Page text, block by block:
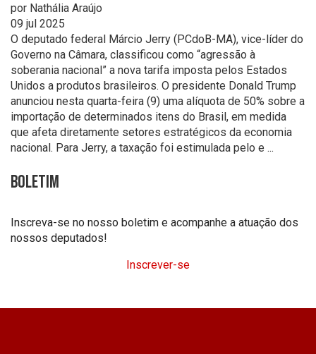
por Nathália Araújo
09 jul 2025
O deputado federal Márcio Jerry (PCdoB-MA), vice-líder do
Governo na Câmara, classificou como “agressão à
soberania nacional” a nova tarifa imposta pelos Estados
Unidos a produtos brasileiros. O presidente Donald Trump
anunciou nesta quarta-feira (9) uma alíquota de 50% sobre a
importação de determinados itens do Brasil, em medida
que afeta diretamente setores estratégicos da economia
nacional. Para Jerry, a taxação foi estimulada pelo e ...
Boletim
Inscreva-se no nosso boletim e acompanhe a atuação dos
nossos deputados!
Inscrever-se